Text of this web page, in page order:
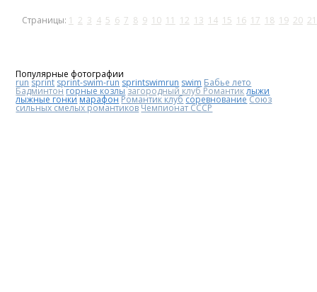
Страницы: 1 2 3 4 5 6 7 8 9 10 11 12 13 14 15 16 17 18 19 20 21
Популярные фотографии
run sprint sprint-swim-run sprintswimrun swim Бабье лето
Бадминтонгорные козлы загородный клуб Романтиклыжи
лыжные гонки марафонРомантик клубсоревнованиеСоюз
сильных смелых романтиковЧемпионат СССР